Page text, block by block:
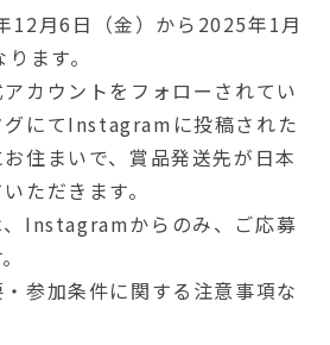
12月6日（金）から2025年1月
ます。
カウントをフォローされてい
グにてInstagramに投稿された
住まいで、賞品発送先が日本
ただきます。
、Instagramからのみ、ご応募
・参加条件に関する注意事項な